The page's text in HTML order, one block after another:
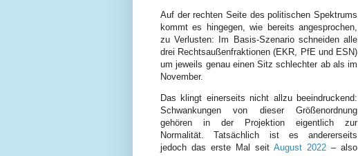
Auf der rechten Seite des politischen Spektrums
kommt es hingegen, wie bereits angesprochen,
zu Verlusten: Im Basis-Szenario schneiden alle
drei Rechtsaußenfraktionen (EKR, PfE und ESN)
um jeweils genau einen Sitz schlechter ab als im
November.
Das klingt einerseits nicht allzu beeindruckend:
Schwankungen von dieser Größenordnung
gehören in der Projektion eigentlich zur
Normalität. Tatsächlich ist es andererseits
jedoch das erste Mal seit August 2022 – also